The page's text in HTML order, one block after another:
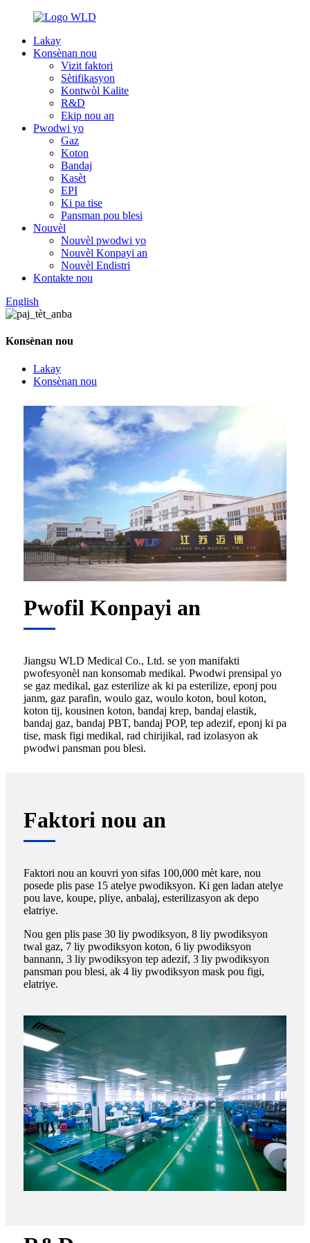
Lakay
Konsènan nou
Vizit faktori
Sètifikasyon
Kontwòl Kalite
R&D
Ekip nou an
Pwodwi yo
Gaz
Koton
Bandaj
Kasèt
EPI
Ki pa tise
Pansman pou blesi
Nouvèl
Nouvèl pwodwi yo
Nouvèl Konpayi an
Nouvèl Endistri
Kontakte nou
English
Konsènan nou
Lakay
Konsènan nou
Pwofil Konpayi an
Jiangsu WLD Medical Co., Ltd. se yon manifakti
pwofesyonèl nan konsomab medikal. Pwodwi prensipal yo
se gaz medikal, gaz esterilize ak ki pa esterilize, eponj pou
janm, gaz parafin, woulo gaz, woulo koton, boul koton,
koton tij, kousinen koton, bandaj krep, bandaj elastik,
bandaj gaz, bandaj PBT, bandaj POP, tep adezif, eponj ki pa
tise, mask figi medikal, rad chirijikal, rad izolasyon ak
pwodwi pansman pou blesi.
Faktori nou an
Faktori nou an kouvri yon sifas 100,000 mèt kare, nou
posede plis pase 15 atelye pwodiksyon. Ki gen ladan atelye
pou lave, koupe, pliye, anbalaj, esterilizasyon ak depo
elatriye.
Nou gen plis pase 30 liy pwodiksyon, 8 liy pwodiksyon
twal gaz, 7 liy pwodiksyon koton, 6 liy pwodiksyon
bannann, 3 liy pwodiksyon tep adezif, 3 liy pwodiksyon
pansman pou blesi, ak 4 liy pwodiksyon mask pou figi,
elatriye.